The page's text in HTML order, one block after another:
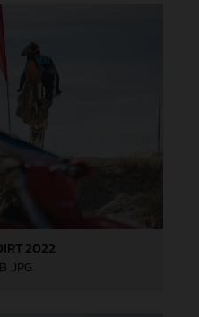
2022
.JPG